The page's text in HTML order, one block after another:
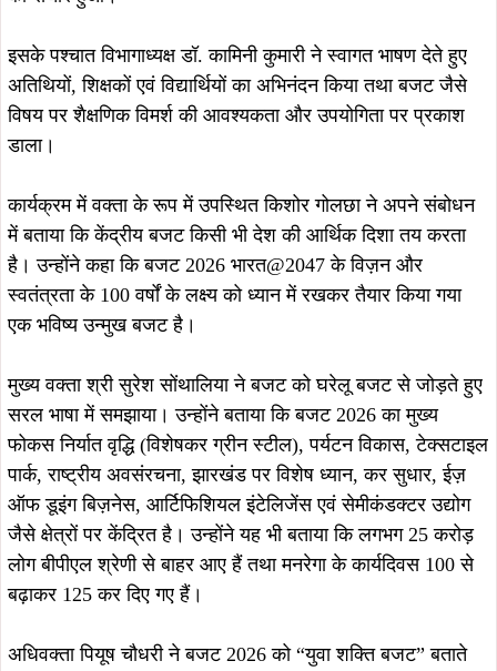
इसके पश्चात विभागाध्यक्ष डॉ. कामिनी कुमारी ने स्वागत भाषण देते हुए
अतिथियों, शिक्षकों एवं विद्यार्थियों का अभिनंदन किया तथा बजट जैसे
विषय पर शैक्षणिक विमर्श की आवश्यकता और उपयोगिता पर प्रकाश
डाला।
कार्यक्रम में वक्ता के रूप में उपस्थित किशोर गोलछा ने अपने संबोधन
में बताया कि केंद्रीय बजट किसी भी देश की आर्थिक दिशा तय करता
है। उन्होंने कहा कि बजट 2026 भारत@2047 के विज़न और
स्वतंत्रता के 100 वर्षों के लक्ष्य को ध्यान में रखकर तैयार किया गया
एक भविष्य उन्मुख बजट है।
मुख्य वक्ता श्री सुरेश सोंथालिया ने बजट को घरेलू बजट से जोड़ते हुए
सरल भाषा में समझाया। उन्होंने बताया कि बजट 2026 का मुख्य
फोकस निर्यात वृद्धि (विशेषकर ग्रीन स्टील), पर्यटन विकास, टेक्सटाइल
पार्क, राष्ट्रीय अवसंरचना, झारखंड पर विशेष ध्यान, कर सुधार, ईज़
ऑफ डूइंग बिज़नेस, आर्टिफिशियल इंटेलिजेंस एवं सेमीकंडक्टर उद्योग
जैसे क्षेत्रों पर केंद्रित है। उन्होंने यह भी बताया कि लगभग 25 करोड़
लोग बीपीएल श्रेणी से बाहर आए हैं तथा मनरेगा के कार्यदिवस 100 से
बढ़ाकर 125 कर दिए गए हैं।
अधिवक्ता पियूष चौधरी ने बजट 2026 को “युवा शक्ति बजट” बताते